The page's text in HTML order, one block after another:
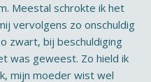
Meestal schrokte ik het
vervolgens zo onschuldig
zwart, bij beschuldiging
was geweest. Zo hield ik
mijn moeder wist wel